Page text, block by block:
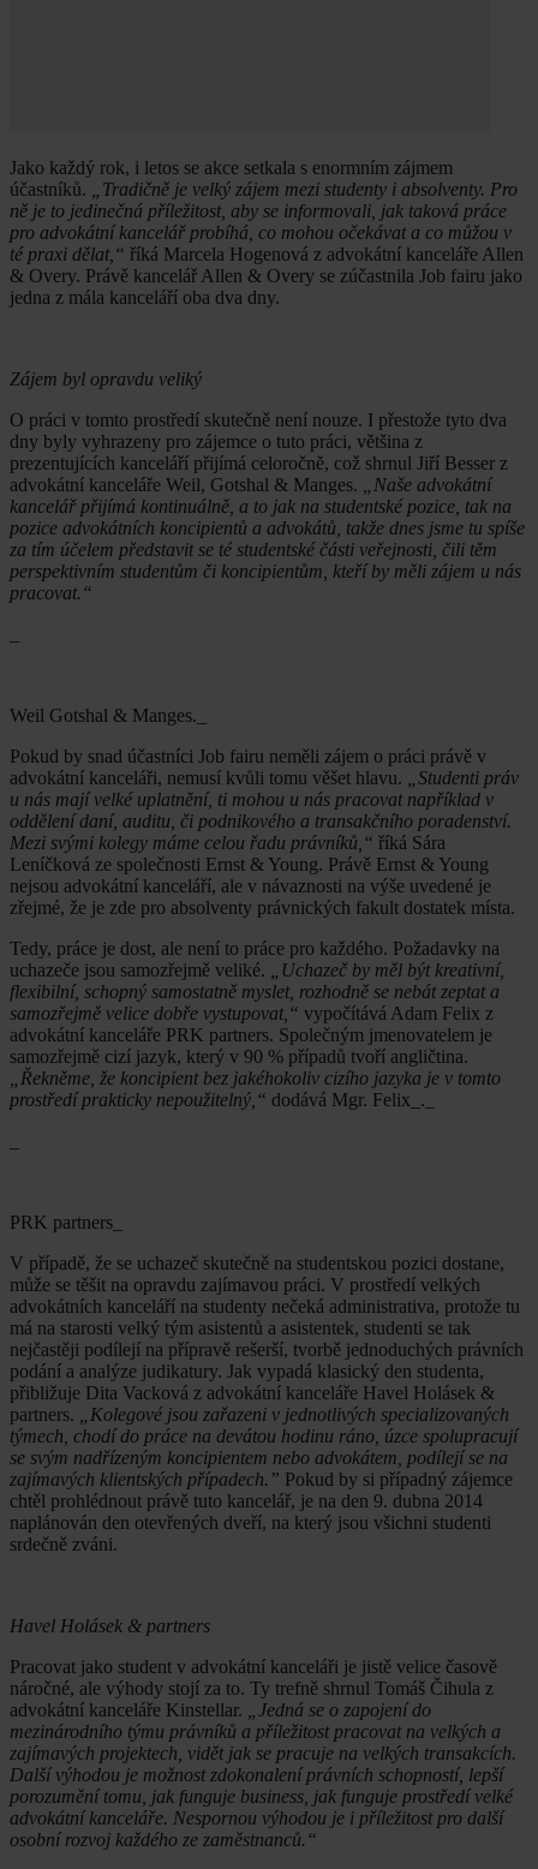
Jako každý rok, i letos se akce setkala s enormním zájmem
účastníků.
„Tradičně je velký zájem mezi studenty i absolventy. Pro
ně je to jedinečná příležitost, aby se informovali, jak taková práce
pro advokátní kancelář probíhá, co mohou očekávat a co můžou v
té praxi dělat,“ říká Marcela Hogenová z advokátní kanceláře Allen
& Overy. Právě kancelář Allen & Overy se zúčastnila Job fairu jako
jedna z mála kanceláří oba dva dny.
Zájem byl opravdu veliký
O práci v tomto prostředí skutečně není nouze. I přestože tyto dva
dny byly vyhrazeny pro zájemce o tuto práci, většina z
prezentujících kanceláří přijímá celoročně, což shrnul Jiří Besser z
advokátní kanceláře Weil, Gotshal & Manges.
„Naše advokátní
kancelář přijímá kontinuálně, a to jak na studentské pozice, tak na
pozice advokátních koncipientů a advokátů, takže dnes jsme tu spíše
za tím účelem představit se té studentské části veřejnosti, čili těm
perspektivním studentům či koncipientům, kteří by měli zájem u nás
pracovat.“
Weil Gotshal & Manges._
Pokud by snad účastníci Job fairu neměli zájem o práci právě v
advokátní kanceláři, nemusí kvůli tomu věšet hlavu.
„Studenti práv
u nás mají velké uplatnění, ti mohou u nás pracovat například v
oddělení daní, auditu, či podnikového a transakčního poradenství.
Mezi svými kolegy máme celou řadu právníků,“ říká Sára
Leníčková ze společnosti Ernst & Young. Právě Ernst & Young
nejsou advokátní kanceláří, ale v návaznosti na výše uvedené je
zřejmé, že je zde pro absolventy právnických fakult dostatek místa.
Tedy, práce je dost, ale není to práce pro každého. Požadavky na
uchazeče jsou samozřejmě veliké.
„Uchazeč by měl být kreativní,
flexibilní, schopný samostatně myslet, rozhodně se nebát zeptat a
samozřejmě velice dobře vystupovat,“ vypočítává Adam Felix z
advokátní kanceláře PRK partners. Společným jmenovatelem je
samozřejmě cizí jazyk, který v 90 % případů tvoří angličtina.
„Řekněme, že koncipient bez jakéhokoliv cizího jazyka je v tomto
prostředí prakticky nepoužitelný,“ dodává Mgr. Felix_._
PRK partners_
V případě, že se uchazeč skutečně na studentskou pozici dostane,
může se těšit na opravdu zajímavou práci. V prostředí velkých
advokátních kanceláří na studenty nečeká administrativa, protože tu
má na starosti velký tým asistentů a asistentek, studenti se tak
nejčastěji podílejí na přípravě rešerší, tvorbě jednoduchých právních
podání a analýze judikatury. Jak vypadá klasický den studenta,
přibližuje Dita Vacková z advokátní kanceláře Havel Holásek &
partners.
Kolegové jsou zařazeni v jednotlivých specializovaných
týmech, chodí do práce na devátou hodinu ráno, úzce spolupracují
se svým nadřízeným koncipientem nebo advokátem, podílejí se na
zajímavých klientských případech.” Pokud by si případný zájemce
chtěl prohlédnout právě tuto kancelář, je na den 9. dubna 2014
naplánován den otevřených dveří, na který jsou všichni studenti
srdečně zváni.
Havel Holásek & partners
Pracovat jako student v advokátní kanceláři je jistě velice časově
náročné, ale výhody stojí za to. Ty trefně shrnul Tomáš Čihula z
advokátní kanceláře Kinstellar.
„Jedná se o zapojení do
mezinárodního týmu právníků a příležitost pracovat na velkých a
zajímavých projektech, vidět jak se pracuje na velkých transakcích.
Další výhodou je možnost zdokonalení právních schopností, lepší
porozumění tomu, jak funguje business, jak funguje prostředí velké
advokátní kanceláře. Nespornou výhodou je i příležitost pro další
osobní rozvoj každého ze zaměstnanců.“